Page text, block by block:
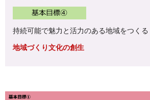
持続可能で魅力と活力のある地域をつくる
地域づくり文化の創生